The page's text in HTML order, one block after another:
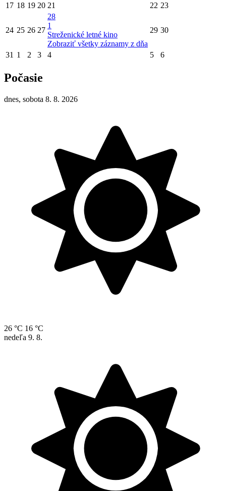
17 18 19 20 21 22 23
24 25 26 27
28
1
Streženické letné kino
Zobraziť všetky záznamy z dňa
29 30
31 1 2 3 4 5 6
Počasie
dnes, sobota 8. 8. 2026
26 °C 16 °C
nedeľa 9. 8.